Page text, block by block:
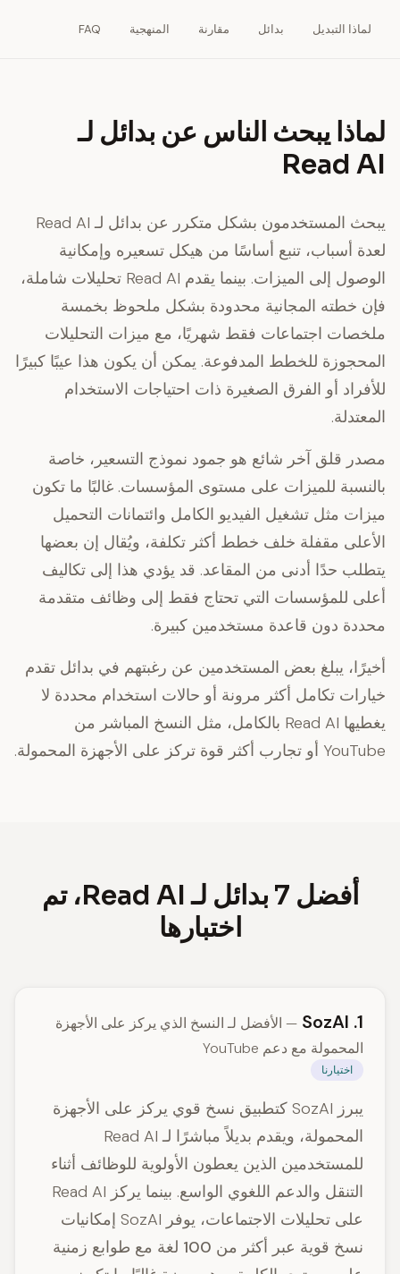
لماذا التبديل بدائل مقارنة المنهجية FAQ
لماذا يبحث الناس عن بدائل لـ
Read AI
يبحث المستخدمون بشكل متكرر عن بدائل لـ Read AI
لعدة أسباب، تنبع أساسًا من هيكل تسعيره وإمكانية
الوصول إلى الميزات. بينما يقدم Read AI تحليلات شاملة،
فإن خطته المجانية محدودة بشكل ملحوظ بخمسة
ملخصات اجتماعات فقط شهريًا، مع ميزات التحليلات
المحجوزة للخطط المدفوعة. يمكن أن يكون هذا عيبًا كبيرًا
للأفراد أو الفرق الصغيرة ذات احتياجات الاستخدام
المعتدلة.
مصدر قلق آخر شائع هو جمود نموذج التسعير ، خاصة
بالنسبة للميزات على مستوى المؤسسات. غالبًا ما تكون
ميزات مثل تشغيل الفيديو الكامل وائتمانات التحميل
الأعلى مقفلة خلف خطط أكثر تكلفة، ويُقال إن بعضها
يتطلب حدًا أدنى من المقاعد. قد يؤدي هذا إلى تكاليف
أعلى للمؤسسات التي تحتاج فقط إلى وظائف متقدمة
محددة دون قاعدة مستخدمين كبيرة.
أخيرًا، يبلغ بعض المستخدمين عن رغبتهم في بدائل تقدم
خيارات تكامل أكثر مرونة أو حالات استخدام محددة لا
يغطيها Read AI بالكامل، مثل النسخ المباشر من
YouTube أو تجارب أكثر قوة تركز على الأجهزة المحمولة.
أفضل 7 بدائل لـ Read AI، تم
اختبارها
1. SozAI
— الأفضل لـ النسخ الذي يركز على الأجهزة
المحمولة مع دعم YouTube
اختيارنا
يبرز SozAI كتطبيق نسخ قوي يركز على الأجهزة
المحمولة، ويقدم بديلاً مباشرًا لـ Read AI
للمستخدمين الذين يعطون الأولوية للوظائف أثناء
التنقل والدعم اللغوي الواسع. بينما يركز Read AI
على تحليلات الاجتماعات، يوفر SozAI إمكانيات
نسخ قوية عبر
أكثر من 100 لغة مع طوابع زمنية